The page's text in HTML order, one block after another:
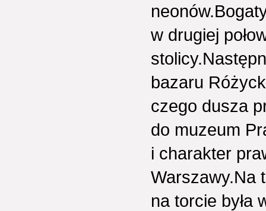
w drugiej
bazaru
czego dusza
do muzeum
i charakter
Warszawy.Na
na torcie była